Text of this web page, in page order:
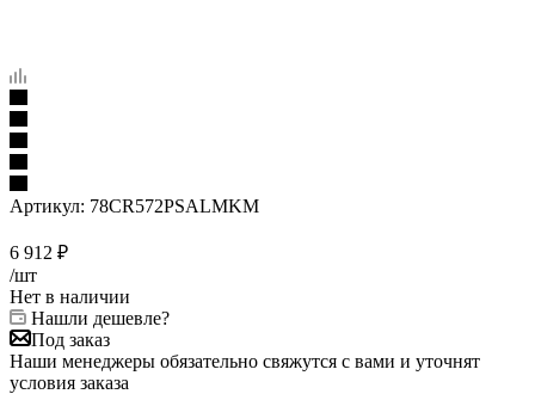
Артикул: 78CR572PSALMKM
6 912 ₽
/шт
Нет в наличии
Нашли дешевле?
Под заказ
Наши менеджеры обязательно свяжутся с вами и уточнят
условия заказа